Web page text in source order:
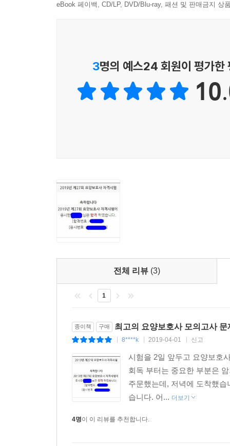
eBook 페이백, CD/LP, DVD/Blu-ray, 패션 및 판매금지 상
3명의 예스24 회원이 평가한
전체 리뷰 (3)
1
종이책 구매 최고의 요양보호사 모의고사
8****k 2019-04-01 신고
시험을 2일 앞두고 요양보호
회독 부터는 중요한 부분은
주문했는데, 저녁에 도착했
습니다. 어... 더보기
4명이 이 리뷰를 추천합니다.